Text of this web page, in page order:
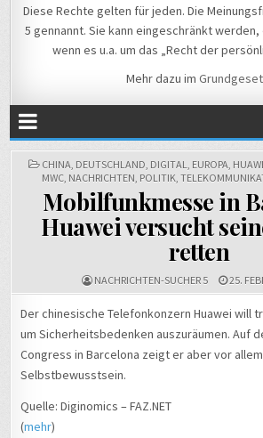
Diese Rechte gelten für jeden. Die
5 gennannt. Sie kann eingeschränkt
wenn es u.a. um das „Recht der
Mehr dazu im
POSTED
IN
CHINA, DEUTSCHLAND, DIGITAL, EUROPA,
MWC, NACHRICHTEN, POLITIK,
Mobilfunkmesse in
Huawei versucht
retten
NACHRICHTEN-SUCHER 5 25.
Der chinesische Telefonkonzern Huawei will
um Sicherheitsbedenken auszuräumen. Auf
Congress in Barcelona zeigt er aber vor
Selbstbewusstsein.
Quelle: Diginomics – FAZ.NET
(mehr)